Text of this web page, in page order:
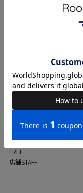
SPIRALGIRL
Rizu / 164cm / 着用サイズ
FREE
店舗STAFF